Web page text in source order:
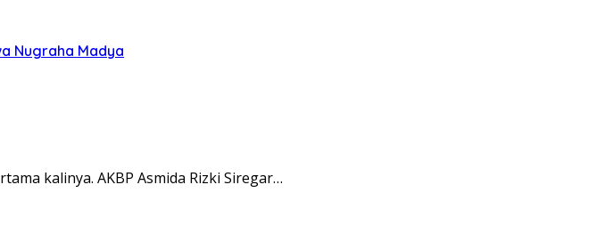
Nugraha Madya
kalinya. AKBP Asmida Rizki Siregar…